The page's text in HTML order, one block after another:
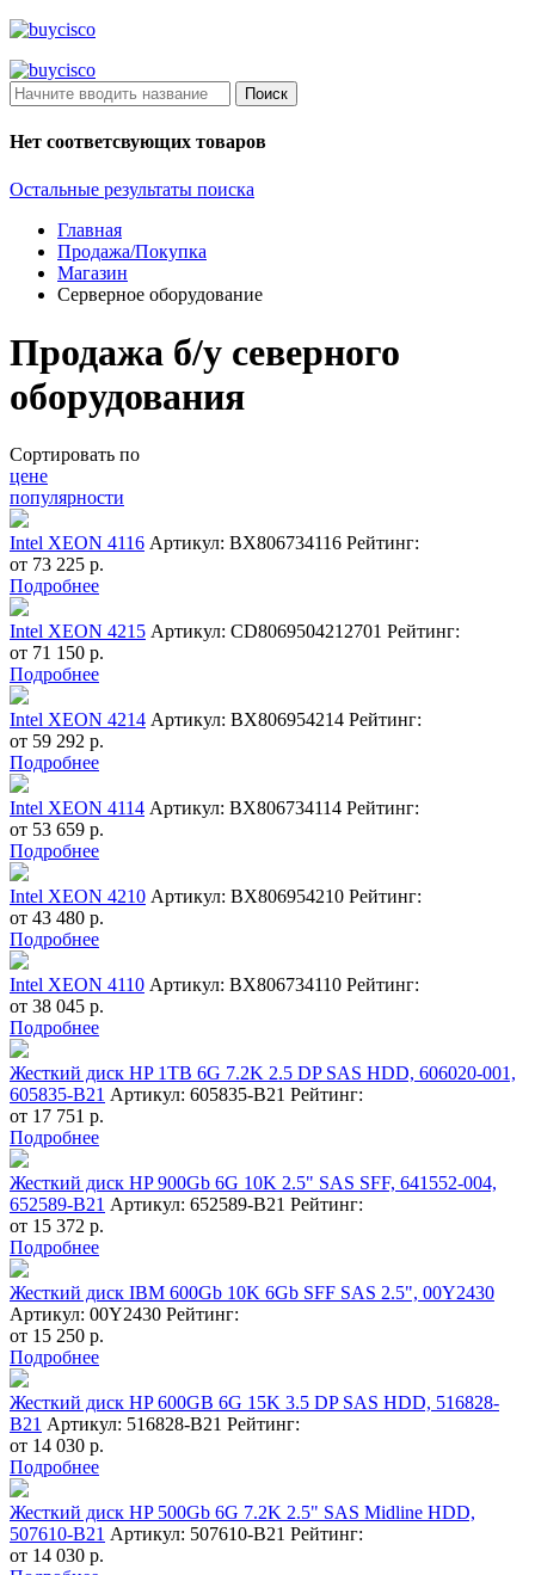
Поиск
Нет соответсвующих товаров
Остальные результаты поиска
Главная
Продажа/Покупка
Магазин
Серверное оборудование
Продажа б/у северного
оборудования
Сортировать по
цене
популярности
Intel XEON 4116 Артикул: BX806734116 Рейтинг:
от 73 225 р.
Подробнее
Intel XEON 4215 Артикул: CD8069504212701 Рейтинг:
от 71 150 р.
Подробнее
Intel XEON 4214 Артикул: BX806954214 Рейтинг:
от 59 292 р.
Подробнее
Intel XEON 4114 Артикул: BX806734114 Рейтинг:
от 53 659 р.
Подробнее
Intel XEON 4210 Артикул: BX806954210 Рейтинг:
от 43 480 р.
Подробнее
Intel XEON 4110 Артикул: BX806734110 Рейтинг:
от 38 045 р.
Подробнее
Жесткий диск HP 1TB 6G 7.2K 2.5 DP SAS HDD, 606020-001,
605835-B21 Артикул: 605835-B21 Рейтинг:
от 17 751 р.
Подробнее
Жесткий диск HP 900Gb 6G 10K 2.5" SAS SFF, 641552-004,
652589-B21 Артикул: 652589-B21 Рейтинг:
от 15 372 р.
Подробнее
Жесткий диск IBM 600Gb 10K 6Gb SFF SAS 2.5", 00Y2430
Артикул: 00Y2430 Рейтинг:
от 15 250 р.
Подробнее
Жесткий диск HP 600GB 6G 15K 3.5 DP SAS HDD, 516828-
B21 Артикул: 516828-B21 Рейтинг:
от 14 030 р.
Подробнее
Жесткий диск HP 500Gb 6G 7.2K 2.5" SAS Midline HDD,
507610-B21 Артикул: 507610-B21 Рейтинг:
от 14 030 р.